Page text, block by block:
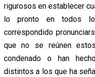
rigurosos en establecer
lo pronto en todos
correspondido
que no se reúnen
condenado o han
distintos a los que ha